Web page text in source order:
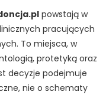
powstają w
pracujących
To miejsca, w
protetyką oraz
decyzje podejmuje
nie o schematy